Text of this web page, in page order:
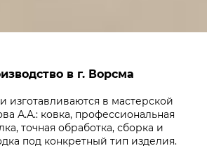
в г. Ворсма
изготавливаются в мастерской
А.А.: ковка, профессиональная
точная обработка, сборка и
под конкретный тип изделия.